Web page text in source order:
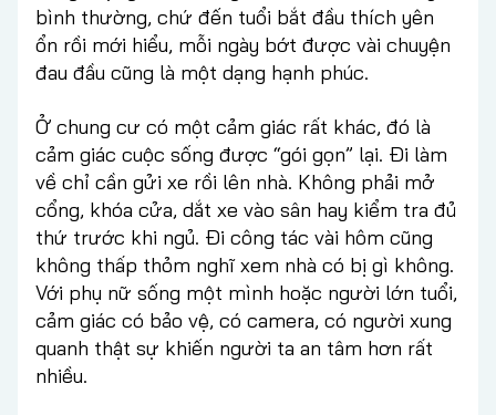
bình thường, chứ đến tuổi bắt đầu thích yên
ổn rồi mới hiểu, mỗi ngày bớt được vài chuyện
đau đầu cũng là một dạng hạnh phúc.
Ở chung cư có một cảm giác rất khác, đó là
cảm giác cuộc sống được “gói gọn” lại. Đi làm
về chỉ cần gửi xe rồi lên nhà. Không phải mở
cổng, khóa cửa, dắt xe vào sân hay kiểm tra đủ
thứ trước khi ngủ. Đi công tác vài hôm cũng
không thấp thỏm nghĩ xem nhà có bị gì không.
Với phụ nữ sống một mình hoặc người lớn tuổi,
cảm giác có bảo vệ, có camera, có người xung
quanh thật sự khiến người ta an tâm hơn rất
nhiều.